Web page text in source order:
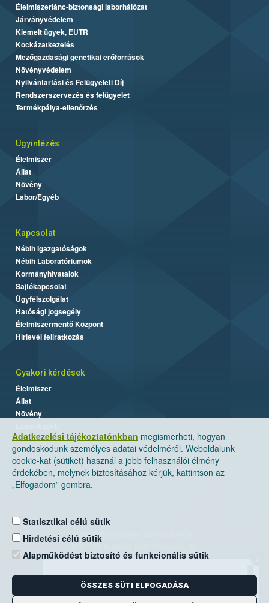
Adatkezelési tájékoztatónkban megismerheti, hogyan
gondoskodunk személyes adatai védelméről. Weboldalunk
cookie-kat (sütiket) használ a jobb felhasználói élmény
érdekében, melynek biztosításához kérjük, kattintson az
„Elfogadom” gombra.
Statisztikai célú sütik
Hirdetési célú sütik
Alapműködést biztosító és funkcionális sütik
ÖSSZES SÜTI ELFOGADÁSA
Élelmiszerlánc-biztonsági laborhálózat
Járványvédelem
Kiemelt ügyek, EUTR
Kockázatkezelés
Mezőgazdasági genetikai erőforrások
Növényvédelem
Nyilvántartási és Felügyeleti Díj
Rendszerszervezés és felügyelet
Termékpálya-ellenőrzés
Ügyintézés
Élelmiszer
Állat
Növény
Labor/Egyéb
Kapcsolat
Nébih Igazgatóságok
Nébih Laboratóriumok
Kormányhivatalok
Sajtókapcsolat
Ügyfélszolgálat
Hatósági jogsegély
Élelmiszermentő Központ
Hírlevél feliratkozás
Gyakori kérdések
Élelmiszer
Állat
Növény
Nemzeti Élelmiszerlánc-biztonsági Hivatal
Levelezési cím: 1525 Budapest. Pf. 30.
E-mail:ugyfelszolgalat@nebih.gov.hu